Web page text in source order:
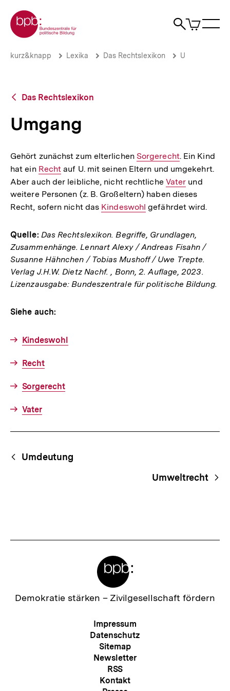
zum
Seiteninhalt
springen
Zur Startseite der bpb
Suche
Artikel
im
Umgang
Brotkrümelnavigation
Pfadnavigation
kurz&knapp Lexika Das Rechtslexikon U
Zurück
Übersicht
Das Rechtslexikon
Umgang
Gehört zunächst zum elterlichen Interner
Link:
Sorgerecht. Ein Kind
hat ein Interner
Link:
Recht auf U. mit seinen Eltern und umgekehrt.
Aber auch der leibliche, nicht rechtliche Interner
Link:
Vater und
weitere Personen (z. B. Großeltern) haben dieses
Recht, sofern nicht das Interner
Kindeswohl gefährdet wird.
Quelle: Das Rechtslexikon. Begriffe, Grundlagen,
Zusammenhänge. Lennart Alexy / Andreas Fisahn /
Susanne Hähnchen / Tobias Mushoff / Uwe Trepte.
Verlag J.H.W. Dietz Nachf. , Bonn, 2. Auflage, 2023.
Lizenzausgabe: Bundeszentrale für politische Bildung.
Siehe auch:
Kindeswohl
Recht
Sorgerecht
Vater
Begriffsnavigation
Content-
Navigation
Umdeutung
Umweltrecht
Zur
Demokratie stärken – Zivilgesellschaft fördern
Meta-
Navigation
Impressum
Datenschutz
Sitemap
Newsletter
RSS
Kontakt